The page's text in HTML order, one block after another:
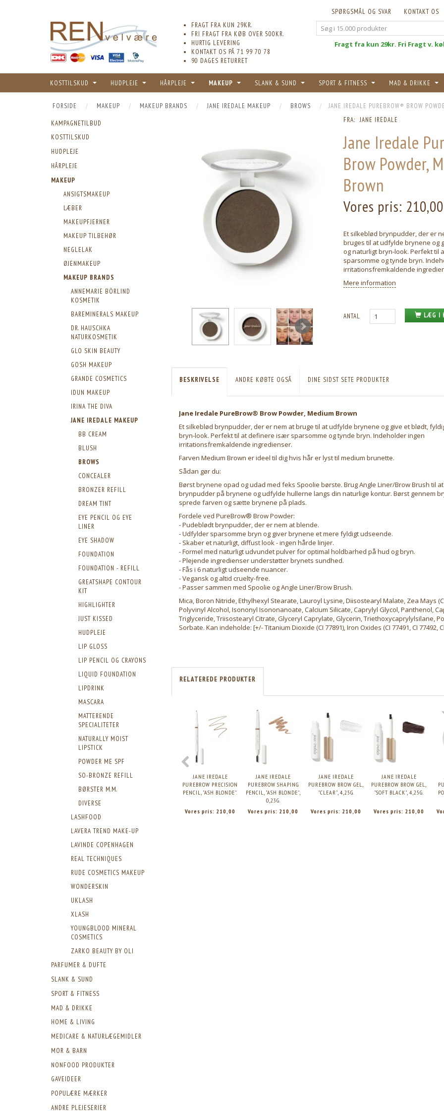
KONTAKT OS
SPØRGSMÅL OG SVAR
FRAGT FRA KUN 29KR.
FRI FRAGT FRA KØB OVER 500KR.
HURTIG LEVERING
KONTAKT OS PÅ 71 99 70 78
90 DAGES RETURRET
Fragt fra kun 29kr. Fri Fragt v.
KOSTTILSKUD HUDPLEJE HÅRPLEJE MAKEUP SLANK & SUND SPORT & FITNESS MAD & DRIKKE
FORSIDE MAKEUP MAKEUP BRANDS JANE IREDALE MAKEUP BROWS JANE IREDALE PUREBROW® BROW
KAMPAGNETILBUD
KOSTTILSKUD
HUDPLEJE
HÅRPLEJE
MAKEUP
ANSIGTSMAKEUP
LÆBER
MAKEUPFJERNER
MAKEUP TILBEHØR
NEGLELAK
ØJENMAKEUP
MAKEUP BRANDS
ANNEMARIE BÖRLIND
KOSMETIK
BAREMINERALS MAKEUP
DR. HAUSCHKA
NATURKOSMETIK
GLO SKIN BEAUTY
GOSH MAKEUP
GRANDE COSMETICS
IDUN MAKEUP
IRINA THE DIVA
JANE IREDALE MAKEUP
BB CREAM
BLUSH
BROWS
CONCEALER
BRONZER REFILL
DREAM TINT
EYE PENCIL OG EYE
LINER
EYE SHADOW
FOUNDATION
FOUNDATION - REFILL
GREATSHAPE CONTOUR
KIT
HIGHLIGHTER
JUST KISSED
HUDPLEJE
LIP GLOSS
LIP PENCIL OG CRAYONS
LIQUID FOUNDATION
LIPDRINK
MASCARA
MATTERENDE
SPECIALITETER
NATURALLY MOIST
LIPSTICK
POWDER ME SPF
SO-BRONZE REFILL
BØRSTER M.M.
DIVERSE
LASHFOOD
LAVERA TREND MAKE-UP
LAVINDE COPENHAGEN
REAL TECHNIQUES
RUDE COSMETICS MAKEUP
WONDERSKIN
UKLASH
XLASH
YOUNGBLOOD MINERAL
COSMETICS
ZARKO BEAUTY BY OLI
PARFUMER & DUFTE
SLANK & SUND
SPORT & FITNESS
MAD & DRIKKE
HOME & LIVING
MEDICARE & NATURLÆGEMIDLER
MOR & BARN
NONFOOD PRODUKTER
GAVEIDEER
POPULÆRE MÆRKER
ANDRE PLEJESERIER
FRA: JANE IREDALE
Jane Iredale
Brow Powder,
Brown
Vores pris: 210,00
Et silkeblød brynpudder, der er
bruges til at udfylde brynene og
og naturligt bryn-look. Perfekt til
sparsomme og tynde bryn.
irritationsfremkaldende
Mere information
ANTAL LÆG I
BESKRIVELSE ANDRE KØBTE OGSÅ DINE SIDST SETE PRODUKTER
Jane Iredale PureBrow® Brow Powder, Medium Brown
Et silkeblød brynpudder, der er nem at bruge til at udfylde brynene og give et blødt,
bryn-look. Perfekt til at definere især sparsomme og tynde bryn. Indeholder ingen
irritationsfremkaldende ingredienser.
Farven Medium Brown er ideel til dig hvis hår er lyst til medium brunette.
Sådan gør du:
Børst brynene opad og udad med feks Spoolie børste. Brug Angle Liner/Brow Brush til
brynpudder på brynene og udfylde hullerne langs din naturlige kontur. Børst gennem
sprede farven og sætte brynene på plads.
Fordele ved PureBrow® Brow Powder:
- Pudeblødt brynpudder, der er nem at blende.
- Udfylder sparsomme bryn og giver brynene et mere fyldigt udseende.
- Skaber et naturligt, diffust look - ingen hårde linjer.
- Formel med naturligt udvundet pulver for optimal holdbarhed på hud og bryn.
- Plejende ingredienser understøtter brynets sundhed.
- Fås i 6 naturligt udseende nuancer.
- Vegansk og altid cruelty-free.
- Passer sammen med Spoolie og Angle Liner/Brow Brush.
Mica, Boron Nitride, Ethylhexyl Stearate, Lauroyl Lysine, Diisostearyl Malate, Zea Mays
Polyvinyl Alcohol, Isononyl Isononanoate, Calcium Silicate, Caprylyl Glycol, Panthenol,
Triglyceride, Triisostearyl Citrate, Glyceryl Caprylate, Glycerin, Triethoxycaprylylsilane,
Sorbate. Kan indeholde: [+/- Titanium Dioxide (CI 77891), Iron Oxides (CI 77491, CI 77492,
RELATEREDE PRODUKTER
JANE IREDALE
PUREBROW PRECISION
PENCIL, "ASH BLONDE".
Vores pris: 210,00
JANE IREDALE
PUREBROW SHAPING
PENCIL, "ASH BLONDE",
0,23G.
Vores pris: 210,00
JANE IREDALE
PUREBROW BROW GEL,
"CLEAR", 4,25G.
Vores pris: 210,00
JANE IREDALE
PUREBROW BROW GEL,
"SOFT BLACK", 4,25G.
Vores pris: 210,00